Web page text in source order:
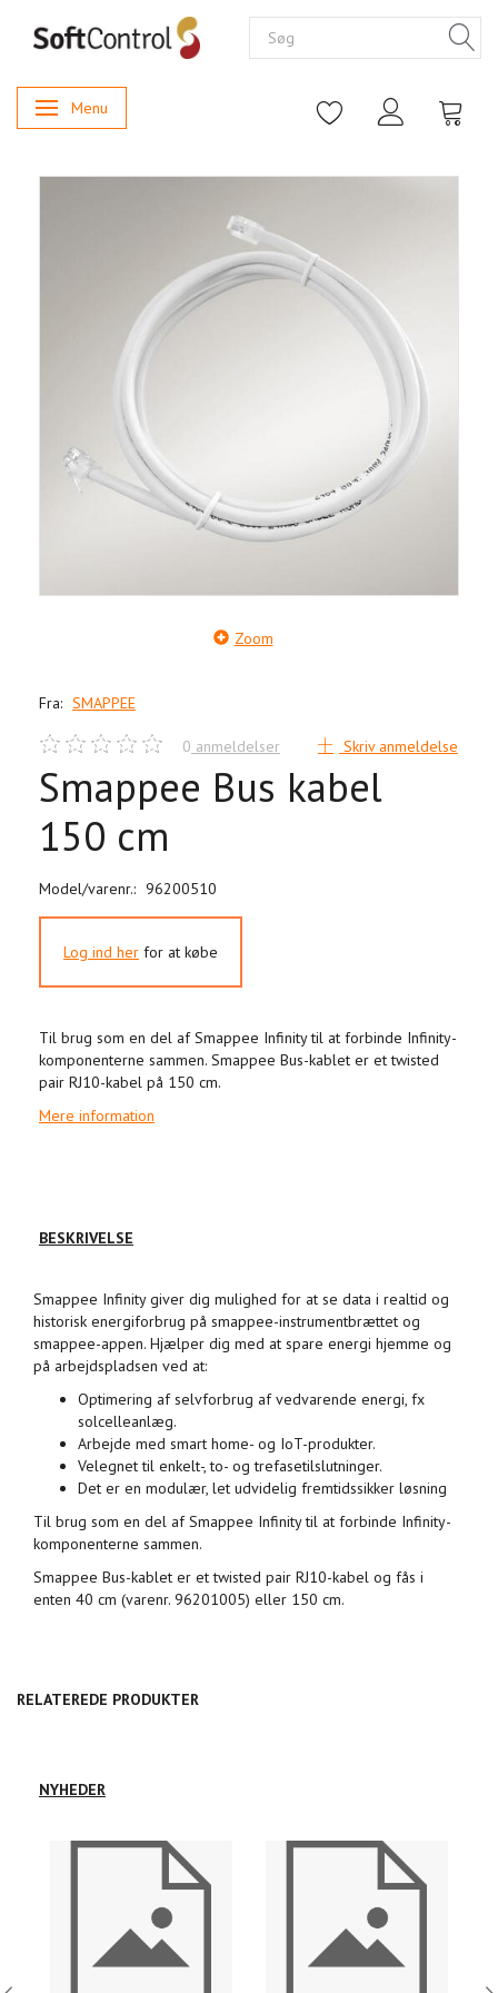
Skifte navigation
Menu
Zoom
Fra: SMAPPEE
0 anmeldelser Skriv anmeldelse
Smappee Bus kabel
150 cm
Model/varenr.: 96200510
Log ind her for at købe
Til brug som en del af Smappee Infinity til at forbinde Infinity-
komponenterne sammen. Smappee Bus-kablet er et twisted
pair RJ10-kabel på 150 cm.
Mere information
BESKRIVELSE
Smappee Infinity giver dig mulighed for at se data i realtid og
historisk energiforbrug på smappee-instrumentbrættet og
smappee-appen. Hjælper dig med at spare energi hjemme og
på arbejdspladsen ved at:
Optimering af selvforbrug af vedvarende energi, fx
solcelleanlæg.
Arbejde med smart home- og IoT-produkter.
Velegnet til enkelt-, to- og trefasetilslutninger.
Det er en modulær, let udvidelig fremtidssikker løsning
Til brug som en del af Smappee Infinity til at forbinde Infinity-
komponenterne sammen.
Smappee Bus-kablet er et twisted pair RJ10-kabel og fås i
enten 40 cm (varenr. 96201005) eller 150 cm.
RELATEREDE PRODUKTER
NYHEDER